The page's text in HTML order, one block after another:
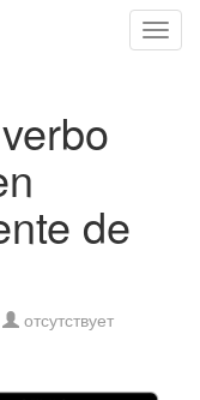
de
отсутствует